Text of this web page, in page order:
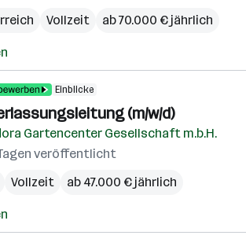
Vollzeit ab 70.000 € jährlich
Einblicke
(m/w/d)
Gartencenter Gesellschaft m.b.H.
veröffentlicht
Vollzeit ab 47.000 € jährlich